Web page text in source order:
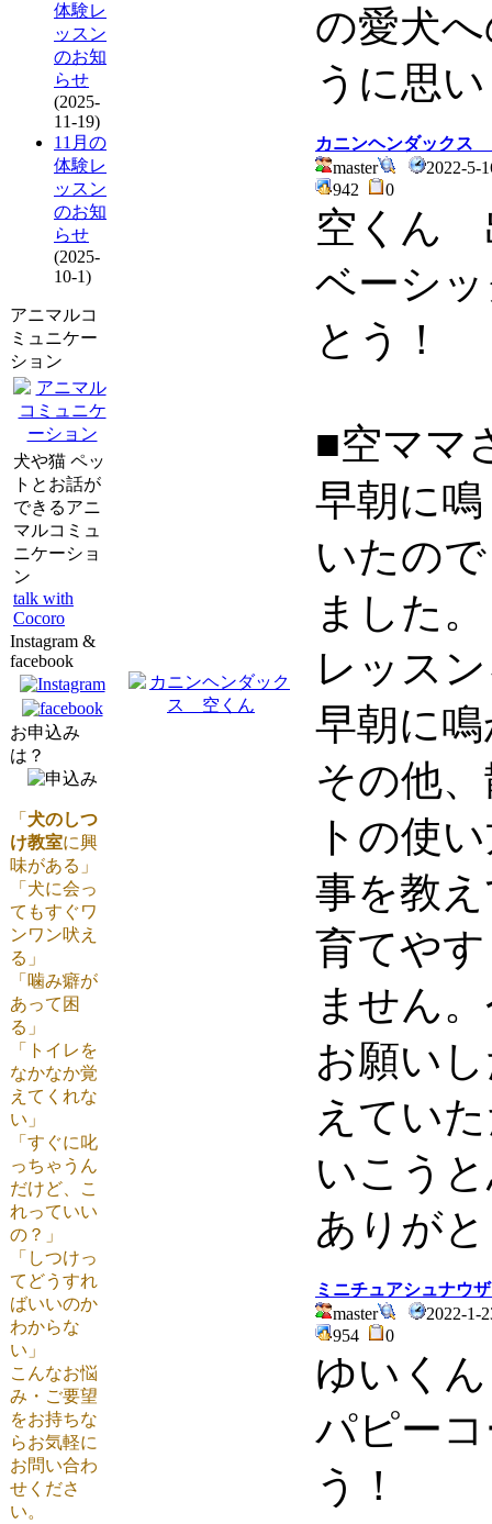
体験レ
ッスン
のお知
らせ
(2025-
11-19)
11月の
体験レ
ッスン
のお知
らせ
(2025-
10-1)
アニマルコ
ミュニケー
ション
犬や猫 ペッ
トとお話が
できるアニ
マルコミュ
ニケーショ
ン
talk with
Cocoro
Instagram &
facebook
お申込み
は？
「 犬のしつ
け教室に興
味がある」
「犬に会っ
てもすぐワ
ンワン吠え
る」
「噛み癖が
あって困
る」
「トイレを
なかなか覚
えてくれな
い」
「すぐに叱
っちゃうん
だけど、こ
れっていい
の？」
「しつけっ
てどうすれ
ばいいのか
わからな
い」
こんなお悩
み・ご要望
をお持ちな
らお気軽に
お問い合わ
せくださ
い。
の愛犬
うに思
カニンヘンダックス
master
2022-5-
942
0
空くん
ベーシ
とう！
■空ママ
早朝に
いたの
ました。
レッス
早朝に
その他
トの使
事を教
育てや
ません
お願い
えてい
いこう
ありが
ミニチュアシュナウ
master
2022-1-
954
0
ゆいく
パピー
う！